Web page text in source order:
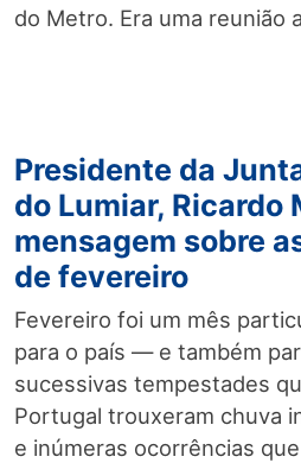
do Metro. Era uma reunião
Presidente da
do Lumiar, Ricardo
mensagem sobre
de fevereiro
Fevereiro foi um mês
para o país — e também
sucessivas tempestades
Portugal trouxeram chuva
e inúmeras ocorrências